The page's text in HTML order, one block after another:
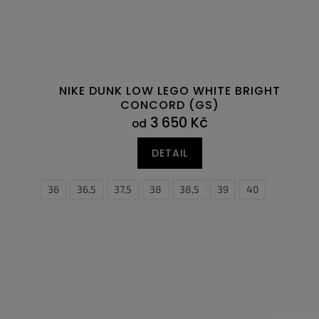
NIKE DUNK LOW LEGO WHITE BRIGHT
CONCORD (GS)
od 3 650 Kč
DETAIL
36 36,5 37,5 38 38,5 39 4040